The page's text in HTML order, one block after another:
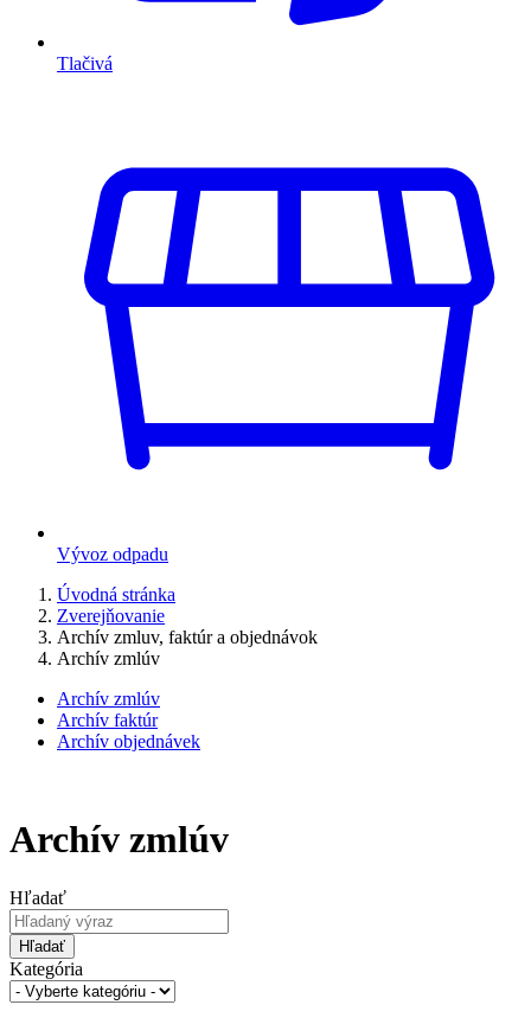
Tlačivá
Vývoz odpadu
Úvodná stránka
Zverejňovanie
Archív zmluv, faktúr a objednávok
Archív zmlúv
Archív zmlúv
Archív faktúr
Archív objednávek
Archív zmlúv
Hľadať
Hľadať
Kategória